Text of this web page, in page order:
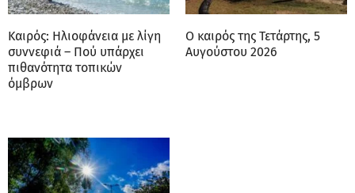
Καιρός: Ηλιοφάνεια με λίγη
συννεφιά – Πού υπάρχει
πιθανότητα τοπικών
όμβρων
Ο καιρός της Τετάρτης, 5
Αυγούστου 2026